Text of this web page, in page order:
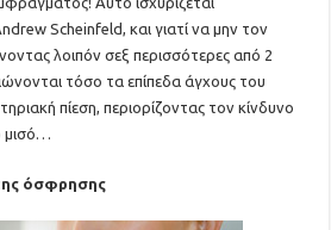
Scheinfeld, και γιατί να μην τον
λοιπόν σεξ περισσότερες από 2
τόσο τα επίπεδα άγχους του
πίεση, περιορίζοντας τον κίνδυνο
μισό…
όσφρησης